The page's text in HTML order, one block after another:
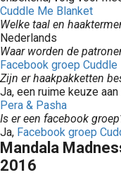
Cuddle Me Blanket
Welke taal en
Nederlands
Waar worden de
Facebook groep
Zijn er haakpakketten
Ja, een ruime keuze
Pera & Pasha
Is er een facebook
Ja, Facebook groep
Mandala
2016